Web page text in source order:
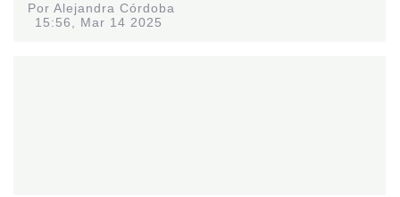
Por Alejandra Córdoba
15:56, Mar 14 2025